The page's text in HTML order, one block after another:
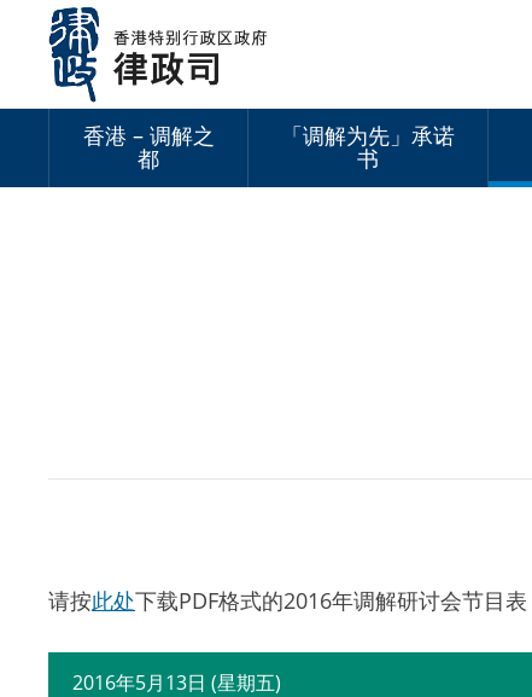
容
香港 – 调解之
都
「调解为先」承诺
书
请按此处下载PDF格式的2016年调解研讨会节目表
2016年5月13日 (星期五)